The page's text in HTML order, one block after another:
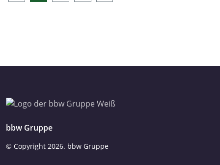
bbw Gruppe
© Copyright 2026. bbw Gruppe